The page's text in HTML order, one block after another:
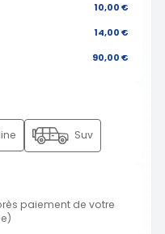
10,00 €
14,00 €
90,00 €
Suv
paiement de votre